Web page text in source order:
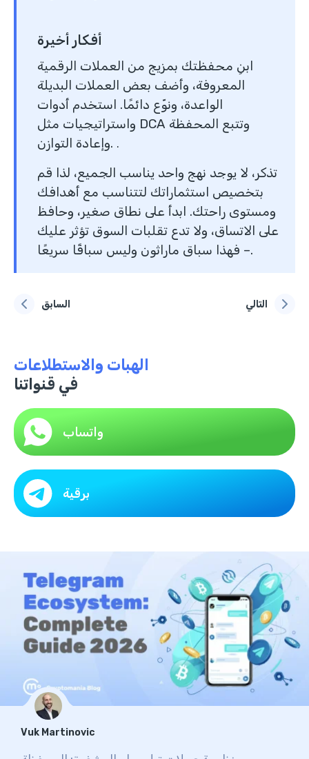
أفكار أخيرة
ابنِ محفظتك بمزيج من العملات الرقمية
المعروفة، وأضف بعض العملات البديلة
الواعدة، ونوّع دائمًا. استخدم أدوات
واستراتيجيات مثل DCA وتتبع المحفظة
وإعادة التوازن. .
تذكر، لا يوجد نهج واحد يناسب الجميع، لذا قم
بتخصيص استثماراتك لتتناسب مع أهدافك
ومستوى راحتك. ابدأ على نطاق صغير، وحافظ
على الاتساق، ولا تدع تقلبات السوق تؤثر عليك
– فهذا سباق ماراثون وليس سباقًا سريعًا.
السابق التالي
الهبات والاستطلاعات
في قنواتنا
واتساب
برقية
Vuk Martinovic